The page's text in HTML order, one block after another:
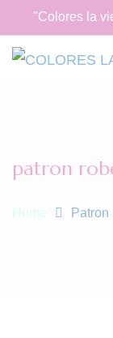
"Colores la
patron
Home